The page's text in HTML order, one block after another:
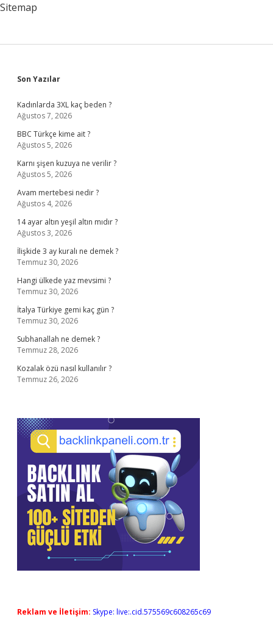
Sitemap
Sidebar
Son Yazılar
Kadınlarda 3XL kaç beden ?
Ağustos 7, 2026
BBC Türkçe kime ait ?
Ağustos 5, 2026
Karnı şişen kuzuya ne verilir ?
Ağustos 5, 2026
Avam mertebesi nedir ?
Ağustos 4, 2026
14 ayar altın yeşil altın mıdır ?
Ağustos 3, 2026
İlişkide 3 ay kuralı ne demek ?
Temmuz 30, 2026
Hangi ülkede yaz mevsimi ?
Temmuz 30, 2026
İtalya Türkiye gemi kaç gün ?
Temmuz 30, 2026
Subhanallah ne demek ?
Temmuz 28, 2026
Kozalak özü nasıl kullanılır ?
Temmuz 26, 2026
Reklam ve İletişim: Skype: live:.cid.575569c608265c69